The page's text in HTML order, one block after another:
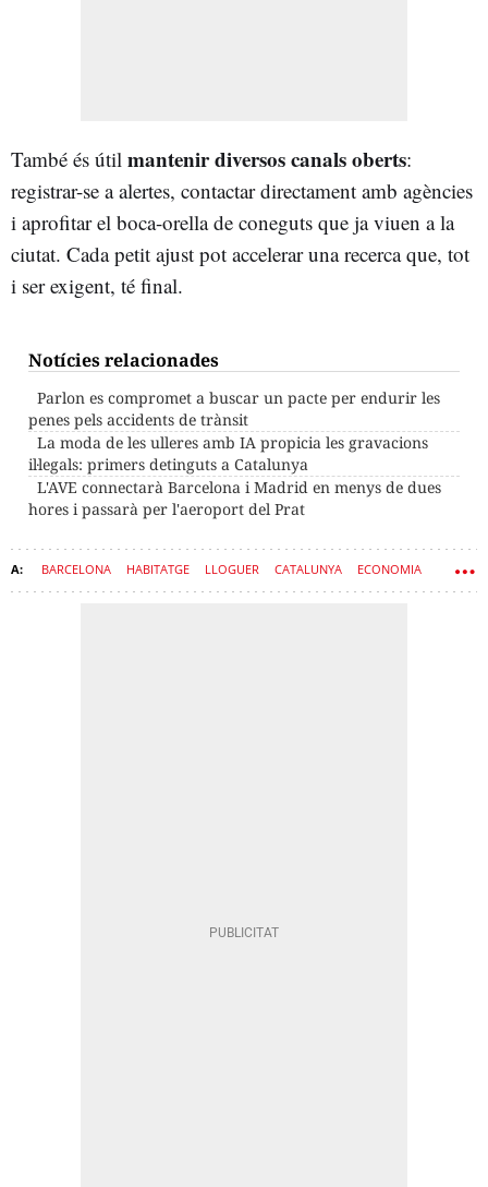
També és útil mantenir diversos canals oberts:
registrar-se a alertes, contactar directament amb agències
i aprofitar el boca-orella de coneguts que ja viuen a la
ciutat. Cada petit ajust pot accelerar una recerca que, tot
i ser exigent, té final.
Notícies relacionades
Parlon es compromet a buscar un pacte per endurir les
penes pels accidents de trànsit
La moda de les ulleres amb IA propicia les gravacions
il·legals: primers detinguts a Catalunya
L'AVE connectarà Barcelona i Madrid en menys de dues
hores i passarà per l'aeroport del Prat
BARCELONA HABITATGE LLOGUER CATALUNYA ECONOMIA